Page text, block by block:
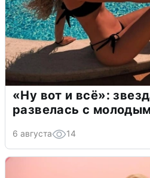
«Ну вот и всё»:
развелась с
6 августа 14